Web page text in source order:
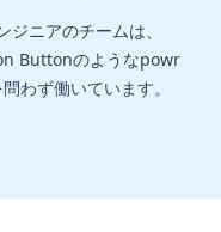
ニアのチームは、
Buttonのようなpowr
わず働いています。